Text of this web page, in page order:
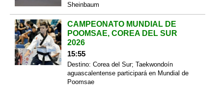
Sheinbaum
CAMPEONATO MUNDIAL DE
POOMSAE, COREA DEL SUR
2026
15:55
Destino: Corea del Sur; Taekwondoín
aguascalentense participará en Mundial de
Poomsae